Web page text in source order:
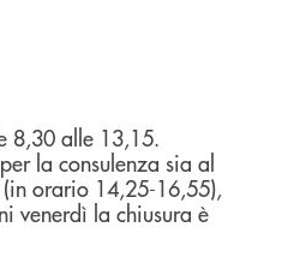
8,30 alle 13,15.
la consulenza sia al
orario 14,25-16,55),
venerdì la chiusura è